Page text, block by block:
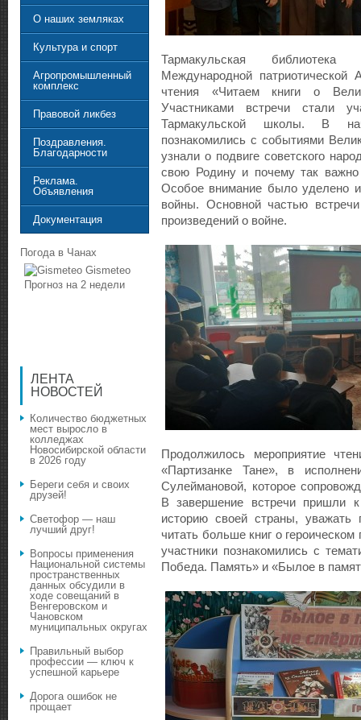
Тармакульская
Международной патриотической
чтения «Читаем книги о
Участниками встречи стали
Тармакульской школы. В
познакомились с событиями
узнали о подвиге советского
свою Родину и почему так
Особое внимание было уделено
войны. Основной частью
произведений о войне.
Продолжилось мероприятие
«Партизанке Тане», в
Сулеймановой, которое
В завершение встречи пришли
историю своей страны, уважать
читать больше книг о
участники познакомились с
Победа. Память» и «Былое в
О наших земляках
Культура и спорт
Агропромышленный
комплекс
Правовой ликбез
Поздравления.
Благодарности
Реклама.
Объявления
Документация
Погода в Чанах
Gismeteo
Прогноз на 2 недели
ЛЕНТА
НОВОСТЕЙ
Количество бюджетных
мест выросло в
колледжах
Новосибирской области
в 2026 году
Береги себя и своих
друзей!
Светофор — наш
лучший друг!
Вопросы применения
Национальной системы
пространственных
данных обсудили в
ходе совещаний в
Венгеровском и
Чановском
муниципальных округах
Правильный выбор
профессии — ключ к
успешной карьере
Дорога ошибок не
прощает